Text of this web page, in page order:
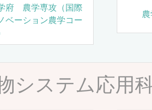
府 農学専攻（国際
ベーション農学コー
システム応用